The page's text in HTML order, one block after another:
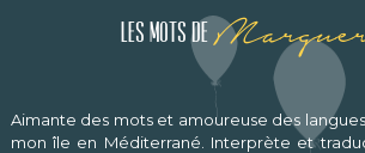
Les mots de
Aimante des mots et amoureuse des
mon île en Méditerrané. Interprète et